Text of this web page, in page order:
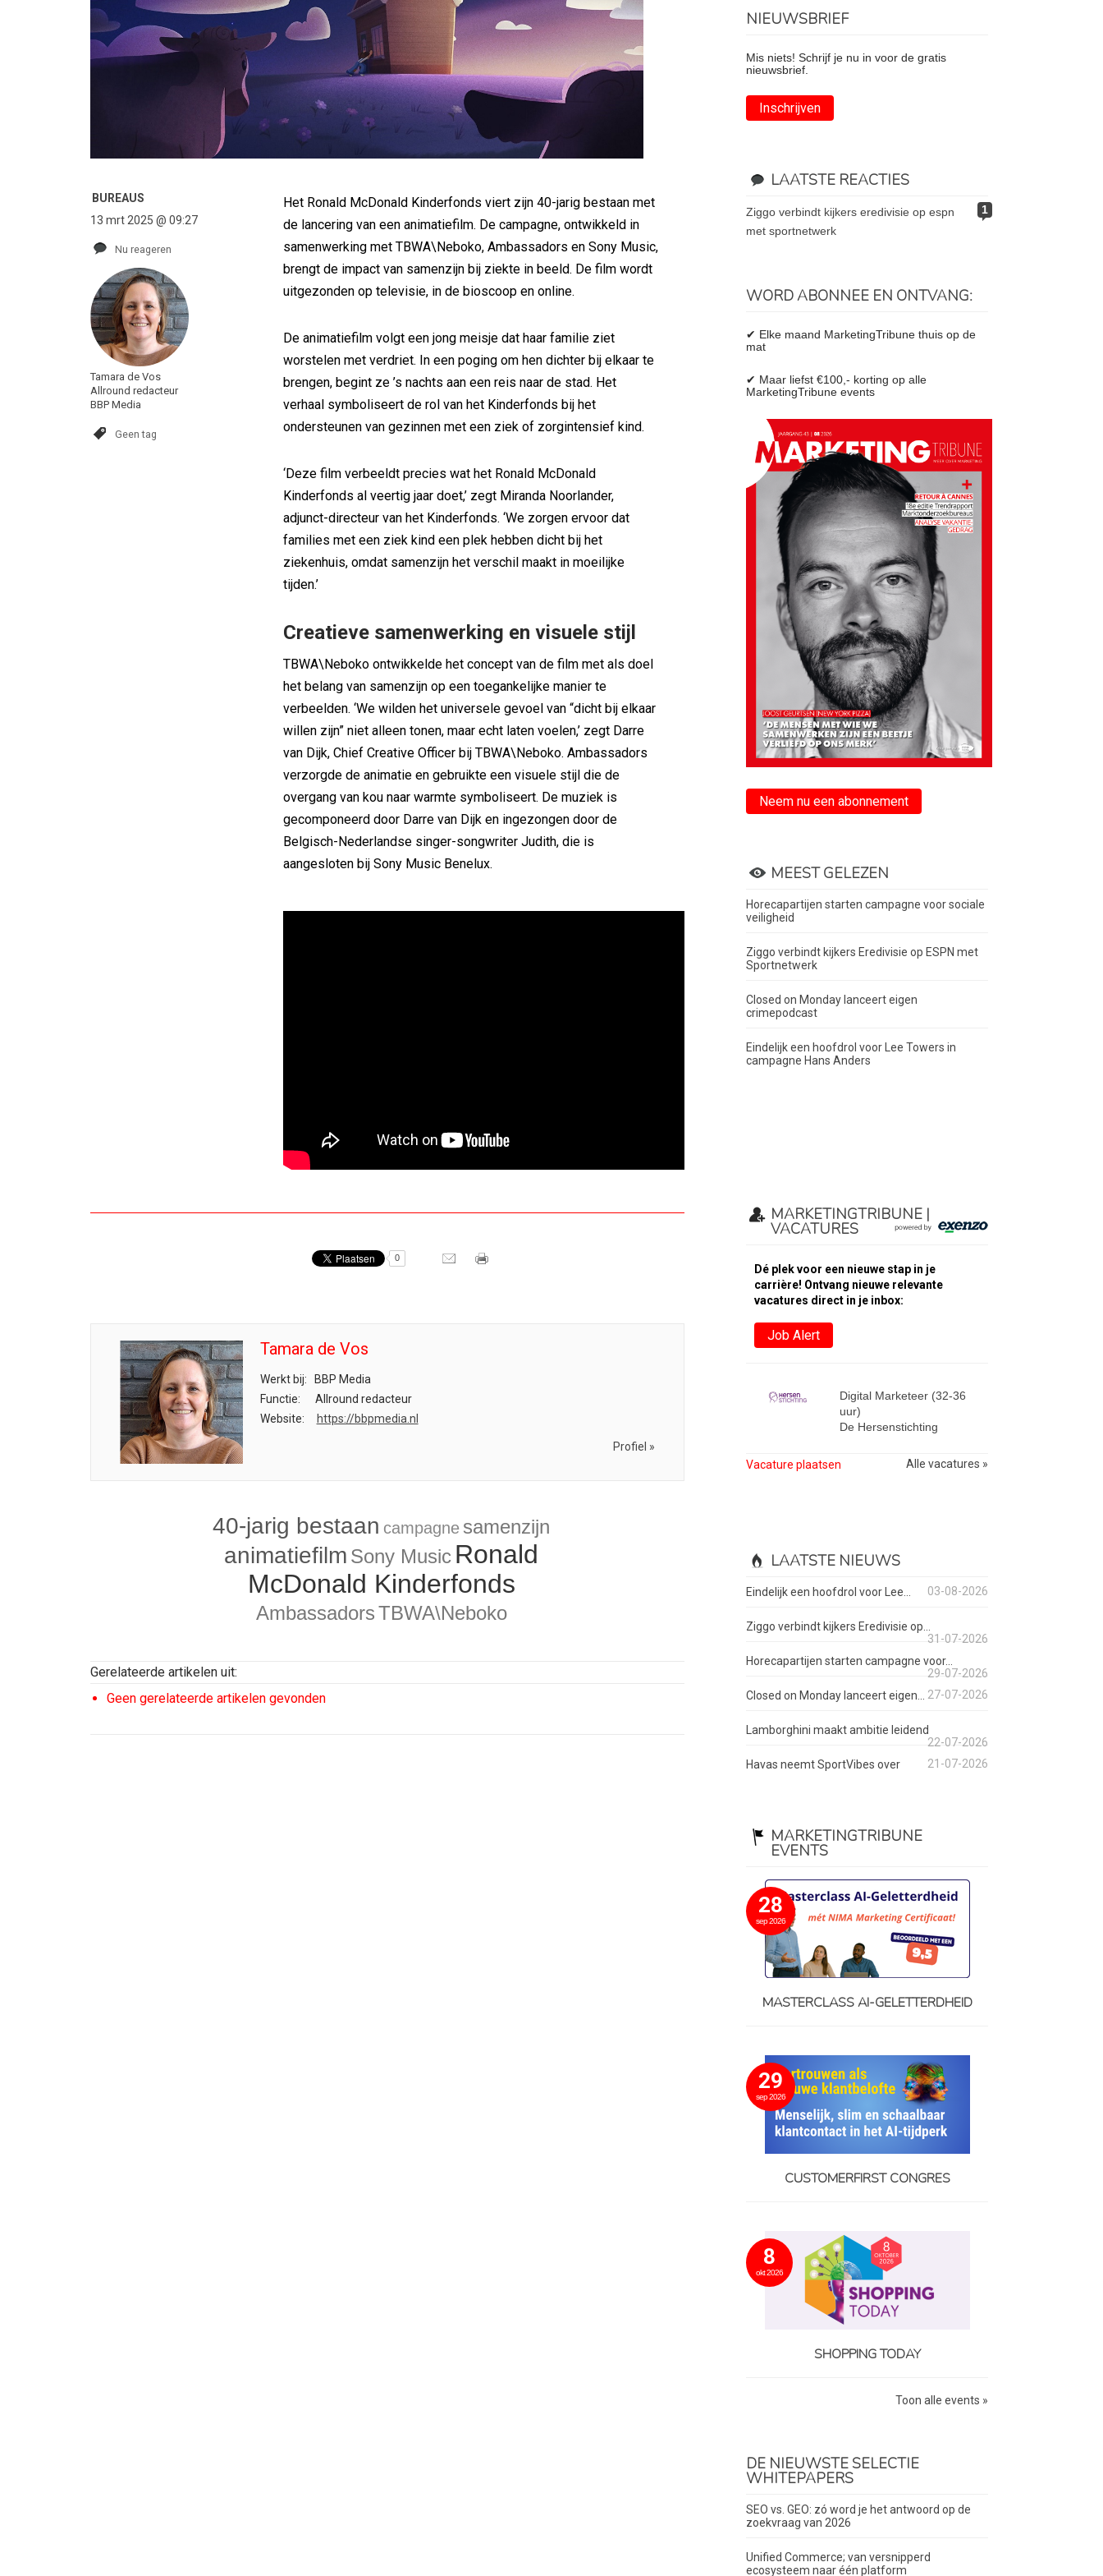
BUREAUS
13 mrt 2025 @ 09:27
Nu reageren
Tamara de Vos
Allround redacteur
BBP Media
Geen tag
Het Ronald McDonald Kinderfonds viert zijn 40-jarig bestaan met
de lancering van een animatiefilm. De campagne, ontwikkeld in
samenwerking met TBWA\Neboko, Ambassadors en Sony Music,
brengt de impact van samenzijn bij ziekte in beeld. De film wordt
uitgezonden op televisie, in de bioscoop en online.
De animatiefilm volgt een jong meisje dat haar familie ziet
worstelen met verdriet. In een poging om hen dichter bij elkaar te
brengen, begint ze ’s nachts aan een reis naar de stad. Het
verhaal symboliseert de rol van het Kinderfonds bij het
ondersteunen van gezinnen met een ziek of zorgintensief kind.
‘Deze film verbeeldt precies wat het Ronald McDonald
Kinderfonds al veertig jaar doet,’ zegt Miranda Noorlander,
adjunct-directeur van het Kinderfonds. ‘We zorgen ervoor dat
families met een ziek kind een plek hebben dicht bij het
ziekenhuis, omdat samenzijn het verschil maakt in moeilijke
tijden.’
Creatieve samenwerking en visuele stijl
TBWA\Neboko ontwikkelde het concept van de film met als doel
het belang van samenzijn op een toegankelijke manier te
verbeelden. ‘We wilden het universele gevoel van “dicht bij elkaar
willen zijn” niet alleen tonen, maar echt laten voelen,’ zegt Darre
van Dijk, Chief Creative Officer bij TBWA\Neboko. Ambassadors
verzorgde de animatie en gebruikte een visuele stijl die de
overgang van kou naar warmte symboliseert. De muziek is
gecomponeerd door Darre van Dijk en ingezongen door de
Belgisch-Nederlandse singer-songwriter Judith, die is
aangesloten bij Sony Music Benelux.
0
Tamara de Vos
Werkt bij:
BBP Media
Functie:
Allround redacteur
Website:
https://bbpmedia.nl
Profiel »
40-jarig bestaan campagne samenzijn
animatiefilm Sony Music Ronald
McDonald Kinderfonds
AmbassadorsTBWA\Neboko
Gerelateerde artikelen uit:
Geen gerelateerde artikelen gevonden
NIEUWSBRIEF
Mis niets! Schrijf je nu in voor de gratis
nieuwsbrief.
Inschrijven
LAATSTE REACTIES
1
ziggo verbindt kijkers eredivisie op espn
met sportnetwerk
WORD ABONNEE EN ONTVANG:
✔ Elke maand MarketingTribune thuis op de
mat
✔ Maar liefst €100,- korting op alle
MarketingTribune events
Neem nu een abonnement
MEEST GELEZEN
Horecapartijen starten campagne voor sociale
veiligheid
Ziggo verbindt kijkers Eredivisie op ESPN met
Sportnetwerk
Closed on Monday lanceert eigen
crimepodcast
Eindelijk een hoofdrol voor Lee Towers in
campagne Hans Anders
MARKETINGTRIBUNE |
VACATURES
Dé plek voor een nieuwe stap in je
carrière! Ontvang nieuwe relevante
vacatures direct in je inbox:
Job Alert
Digital Marketeer (32-36
uur)
De Hersenstichting
Vacature plaatsen Alle vacatures »
LAATSTE NIEUWS
Eindelijk een hoofdrol voor Lee... 03-08-2026
Ziggo verbindt kijkers Eredivisie op...
31-07-2026
Horecapartijen starten campagne voor...
29-07-2026
Closed on Monday lanceert eigen...
27-07-2026
Lamborghini maakt ambitie leidend
22-07-2026
Havas neemt SportVibes over
21-07-2026
MARKETINGTRIBUNE
EVENTS
28
sep 2026
MASTERCLASS AI-GELETTERDHEID
29
sep 2026
CUSTOMERFIRST CONGRES
8
okt 2026
SHOPPING TODAY
Toon alle events »
DE NIEUWSTE SELECTIE
WHITEPAPERS
SEO vs. GEO: zó word je het antwoord op de
zoekvraag van 2026
Unified Commerce; van versnipperd
ecosysteem naar één platform